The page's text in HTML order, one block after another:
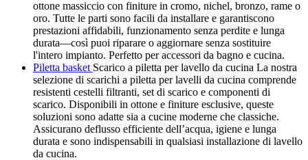
ottone massiccio con finiture in cromo, nichel, bronzo, rame o
oro. Tutte le parti sono facili da installare e garantiscono
prestazioni affidabili, funzionamento senza perdite e lunga
durata—così puoi riparare o aggiornare senza sostituire
l'intero impianto. Perfetto per accessori da bagno e cucina.
Piletta basket Scarico a piletta per lavello da cucina La nostra
selezione di scarichi a piletta per lavelli da cucina comprende
resistenti cestelli filtranti, set di scarico e componenti di
scarico. Disponibili in ottone e finiture esclusive, queste
soluzioni sono adatte sia a cucine moderne che classiche.
Assicurano deflusso efficiente dell’acqua, igiene e lunga
durata e sono indispensabili in qualsiasi installazione di lavello
da cucina.